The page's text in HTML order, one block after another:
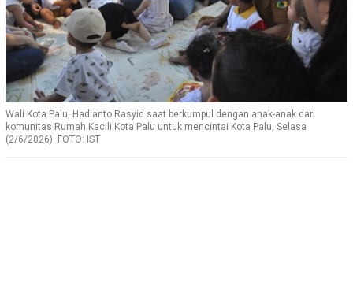
Wali Kota Palu, Hadianto Rasyid saat berkumpul dengan anak-anak dari
komunitas Rumah Kacili Kota Palu untuk mencintai Kota Palu, Selasa
(2/6/2026). FOTO: IST